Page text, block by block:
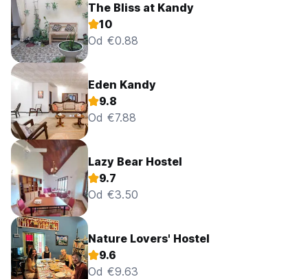
The Bliss at Kandy
10
Od €0.88
Eden Kandy
9.8
Od €7.88
Lazy Bear Hostel
9.7
Od €3.50
Nature Lovers' Hostel
9.6
Od €9.63